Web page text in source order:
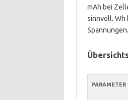
mAh bei
sinnvoll. Wh
Spannungen.
PARAMETER